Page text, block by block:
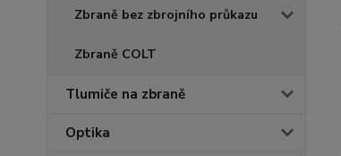
Zbraně bez zbrojního průkazu
Zbraně COLT
Tlumiče na zbraně
Optika